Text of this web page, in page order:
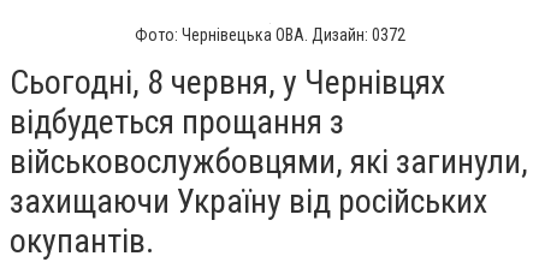
Фото: Чернівецька ОВА. Дизайн: 0372
Сьогодні, 8 червня, у Чернівцях
відбудеться прощання з
військовослужбовцями, які загинули,
захищаючи Україну від російських
окупантів.